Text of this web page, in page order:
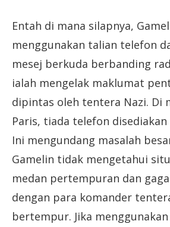
Entah di mana silapnya,
menggunakan talian telefon
mesej berkuda berbanding
ialah mengelak maklumat
dipintas oleh tentera Nazi. Di
Paris, tiada telefon disediakan
Ini mengundang masalah
Gamelin tidak mengetahui
medan pertempuran dan
dengan para komander
bertempur. Jika